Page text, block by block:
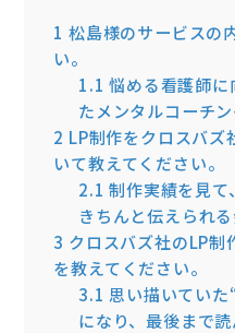
1 松島様のサービスの
い。
1.1 悩める看護師に
たメンタルコーチ
2 LP制作をクロスバズ
いて教えてください。
2.1 制作実績を見
きちんと伝えられ
3 クロスバズ社のLP制
を教えてください。
3.1 思い描いてい
になり、最後まで